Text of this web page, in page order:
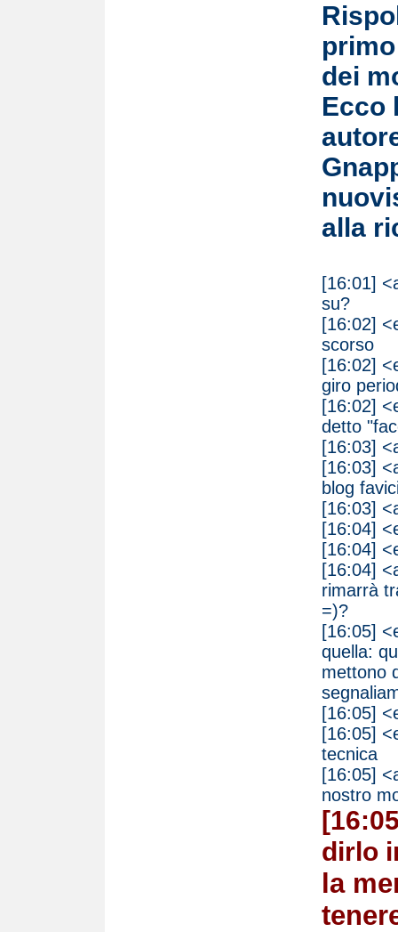
dei
Ecco
alla
[16:01]
su?
[16:02]
scorso
[16:02]
giro
[16:02]
detto
[16:03]
[16:03]
blog
[16:03]
[16:04]
[16:04]
[16:04]
rimarrà
=)?
[16:05]
quella:
mettono
[16:05]
[16:05]
tecnica
[16:05]
nostro
dirlo
la